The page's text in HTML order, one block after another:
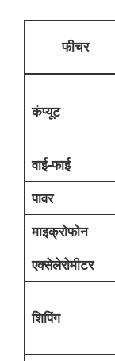
फीचर
कंप्यूट
वाई-फाई
पावर
माइक्रोफोन
एक्सेलेरोमीटर
शिपिंग